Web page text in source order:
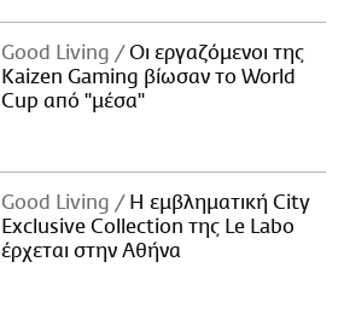
Good Living
Οι εργαζόμενοι της
Kaizen Gaming βίωσαν το World
Cup από "μέσα"
Good Living
Η εμβληματική City
Exclusive Collection της Le Labo
έρχεται στην Αθήνα